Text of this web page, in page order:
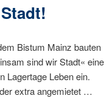
Bistum Mainz bauten
sind wir Stadt« eine
Lagertage Leben ein.
extra angemietet …